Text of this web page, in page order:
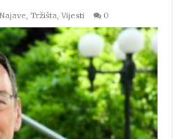
Najave,Tržišta,Vijesti 0